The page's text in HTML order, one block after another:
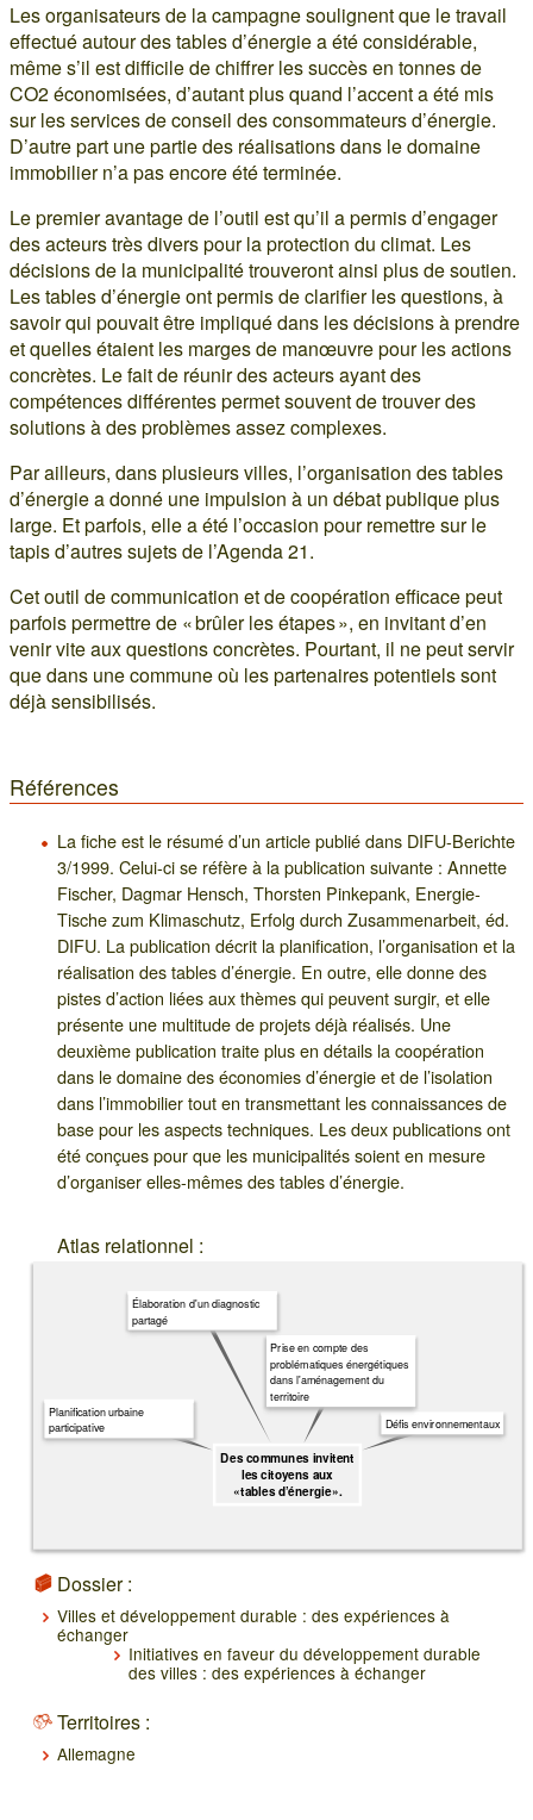
Les organisateurs de la campagne soulignent que le travail
effectué autour des tables d’énergie a été considérable,
même s’il est difficile de chiffrer les succès en tonnes de
CO2 économisées, d’autant plus quand l’accent a été mis
sur les services de conseil des consommateurs d’énergie.
D’autre part une partie des réalisations dans le domaine
immobilier n’a pas encore été terminée.
Le premier avantage de l’outil est qu’il a permis d’engager
des acteurs très divers pour la protection du climat. Les
décisions de la municipalité trouveront ainsi plus de soutien.
Les tables d’énergie ont permis de clarifier les questions, à
savoir qui pouvait être impliqué dans les décisions à prendre
et quelles étaient les marges de manœuvre pour les actions
concrètes. Le fait de réunir des acteurs ayant des
compétences différentes permet souvent de trouver des
solutions à des problèmes assez complexes.
Par ailleurs, dans plusieurs villes, l’organisation des tables
d’énergie a donné une impulsion à un débat publique plus
large. Et parfois, elle a été l’occasion pour remettre sur le
tapis d’autres sujets de l’Agenda 21.
Cet outil de communication et de coopération efficace peut
parfois permettre de « brûler les étapes », en invitant d’en
venir vite aux questions concrètes. Pourtant, il ne peut servir
que dans une commune où les partenaires potentiels sont
déjà sensibilisés.
Références
La fiche est le résumé d’un article publié dans DIFU-Berichte
3/1999. Celui-ci se réfère à la publication suivante : Annette
Fischer, Dagmar Hensch, Thorsten Pinkepank, Energie-
Tische zum Klimaschutz, Erfolg durch Zusammenarbeit, éd.
DIFU. La publication décrit la planification, l’organisation et la
réalisation des tables d’énergie. En outre, elle donne des
pistes d’action liées aux thèmes qui peuvent surgir, et elle
présente une multitude de projets déjà réalisés. Une
deuxième publication traite plus en détails la coopération
dans le domaine des économies d’énergie et de l’isolation
dans l’immobilier tout en transmettant les connaissances de
base pour les aspects techniques. Les deux publications ont
été conçues pour que les municipalités soient en mesure
d’organiser elles-mêmes des tables d’énergie.
Atlas relationnel :
Des communes invitent
les citoyens aux
« tables d’énergie ».
Défis environnementaux
Prise en compte des
problématiques énergétiques
dans l'aménagement du
territoire
Élaboration d'un diagnostic
partagé
Planification urbaine
participative
Dossier :
Villes et développement durable : des expériences à
échanger
Initiatives en faveur du développement durable
des villes : des expériences à échanger
Territoires :
Allemagne